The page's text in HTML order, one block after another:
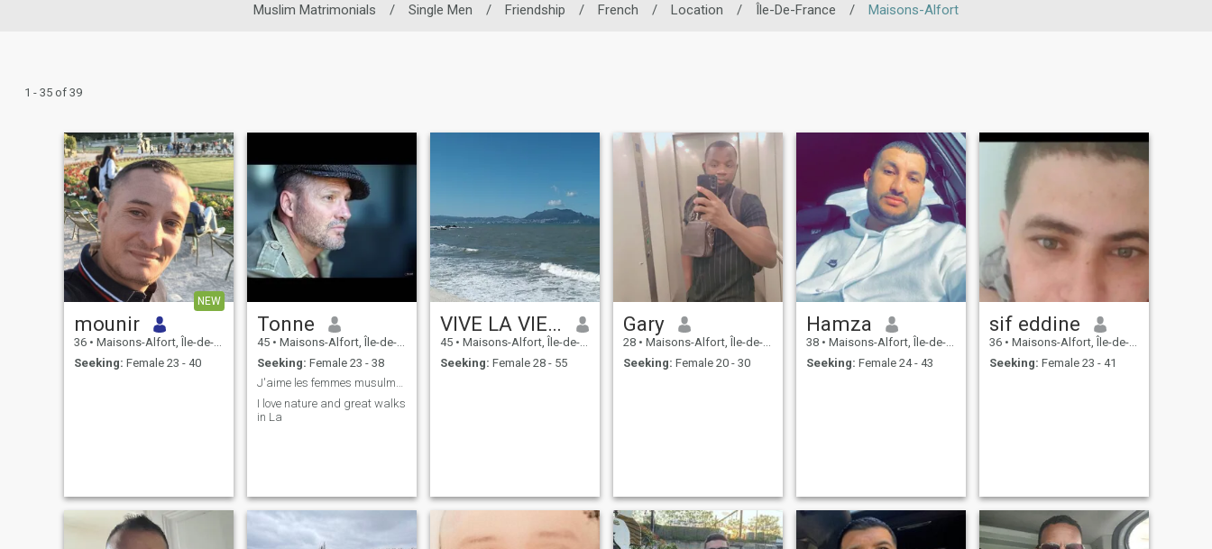
Muslim Matrimonials / Single Men / Friendship / French / Location / Île-De-France / Maisons-Alfort
1 - 35 of 39
NEW
mounir
36 • Maisons-Alfort, Île-de-France, France
Seeking: Female 23 - 40
Tonne
45 • Maisons-Alfort, Île-de-France, France
Seeking: Female 23 - 38
J'aime les femmes musulmanes mature es simple
I love nature and great walks
in La
VIVE LA VIE. ÉMIGRÉ DZ
45 • Maisons-Alfort, Île-de-France, France
Seeking: Female 28 - 55
Gary
28 • Maisons-Alfort, Île-de-France, France
Seeking: Female 20 - 30
Hamza
38 • Maisons-Alfort, Île-de-France, France
Seeking: Female 24 - 43
sif eddine
36 • Maisons-Alfort, Île-de-France, France
Seeking: Female 23 - 41